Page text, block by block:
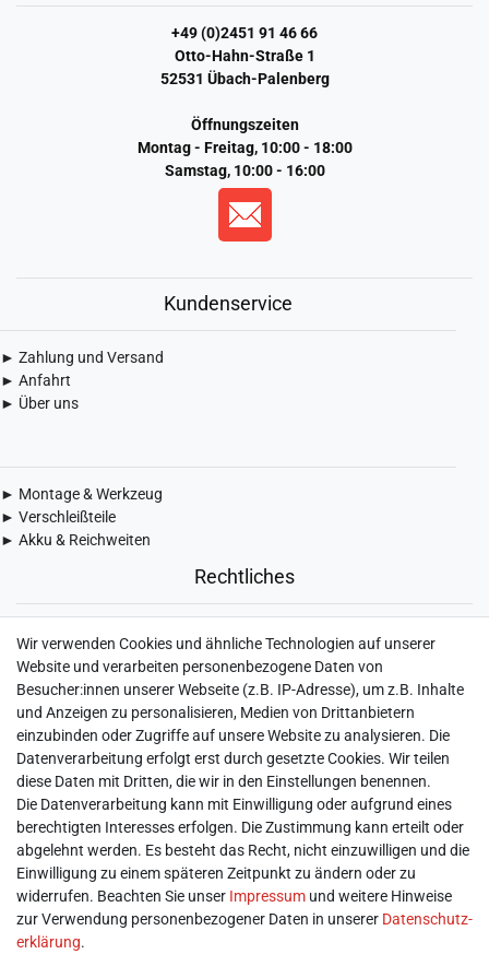
+49 (0)2451 91 46 66
Otto-Hahn-Straße 1
52531 Übach-Palenberg
Öffnungszeiten
Montag - Freitag, 10:00 - 18:00
Samstag, 10:00 - 16:00
Kundenservice
► Zahlung und Versand
► Anfahrt
► Über uns
► Montage & Werkzeug
► Verschleißteile
► Akku & Reichweiten
Rechtliches
► Impressum
► Daten­schutz­erklärung
► AGB & Kundeninformation
► Barrierefreiheitserklärung
► Batterieentsorgung
► Kontakt
Mein Konto
► Registrieren
► Login
► Warenkorb
► Zur Kasse
Wir verwenden Cookies und ähnliche Technologien auf unserer
Website und verarbeiten personenbezogene Daten von
Besucher:innen unserer Webseite (z.B. IP-Adresse), um z.B. Inhalte
und Anzeigen zu personalisieren, Medien von Drittanbietern
einzubinden oder Zugriffe auf unsere Website zu analysieren. Die
Datenverarbeitung erfolgt erst durch gesetzte Cookies. Wir teilen
diese Daten mit Dritten, die wir in den Einstellungen benennen.
Die Datenverarbeitung kann mit Einwilligung oder aufgrund eines
berechtigten Interesses erfolgen. Die Zustimmung kann erteilt oder
abgelehnt werden. Es besteht das Recht, nicht einzuwilligen und die
Einwilligung zu einem späteren Zeitpunkt zu ändern oder zu
widerrufen. Beachten Sie unser Impressum und weitere Hinweise
zur Verwendung personenbezogener Daten in unserer Daten­schutz­
erklärung.